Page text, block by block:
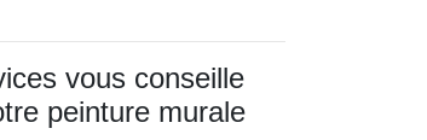
vous conseille
peinture murale